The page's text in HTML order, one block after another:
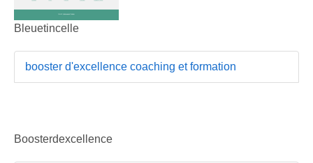
Bleuetincelle
booster d'excellence coaching et formation
Boosterdexcellence